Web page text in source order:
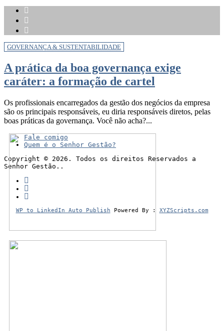
GOVERNANÇA & SUSTENTABILIDADE
A prática da boa governança exige
caráter: a formação de cartel
Os profissionais encarregados da gestão dos negócios da empresa
são os principais responsáveis, eu diria responsáveis diretos, pelas
boas práticas da governança. Você não acha?...
Fale comigo
Quem é o Senhor Gestão?
Copyright © 2026. Todos os direitos Reservados a
Senhor Gestão..
WP to LinkedIn Auto Publish Powered By : XYZScripts.com